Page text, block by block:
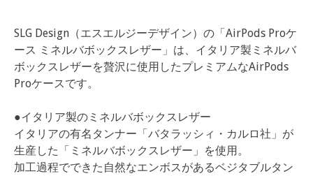
SLG Design（エスエルジーデザイン）の「AirPods Proケ
ース ミネルバボックスレザー」は、イタリア製ミネルバ
ボックスレザーを贅沢に使用したプレミアムなAirPods
Proケースです。
●イタリア製のミネルバボックスレザー
イタリアの有名タンナー「バタラッシィ・カルロ社」が
生産した「ミネルバボックスレザー」を使用。
加工過程でできた自然なエンボスがあるベジタブルタン